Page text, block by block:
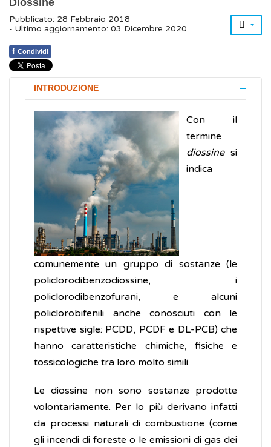
Diossine
Pubblicato: 28 Febbraio 2018
- Ultimo aggiornamento: 03 Dicembre 2020
f Condividi
INTRODUZIONE
Con il
termine
diossinesi
indica
comunemente un gruppo di sostanze (le
policlorodibenzodiossine, i
policlorodibenzofurani, e alcuni
policlorobifenili anche conosciuti con le
rispettive sigle: PCDD, PCDF e DL-PCB) che
hanno caratteristiche chimiche, fisiche e
tossicologiche tra loro molto simili.
Le diossine non sono sostanze prodotte
volontariamente. Per lo più derivano infatti
da processi naturali di combustione (come
gli incendi di foreste o le emissioni di gas dei